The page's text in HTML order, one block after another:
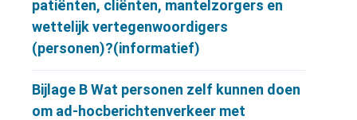
patiënten, cliënten, mantelzorgers en
wettelijk vertegenwoordigers
(personen)?(informatief)
Bijlage BWat personen zelf kunnen doen
om ad-hocberichtenverkeer met